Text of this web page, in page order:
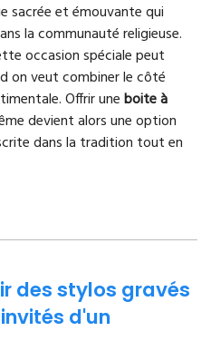
sacrée et émouvante qui
la communauté religieuse.
occasion spéciale peut
on veut combiner le côté
Offrir uneboite à
devient alors une option
dans la tradition tout en
des stylos gravés
d'un